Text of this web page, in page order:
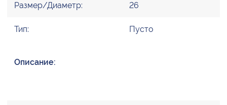
Размер/Диаметр: 26
Тип: Пусто
Описание: